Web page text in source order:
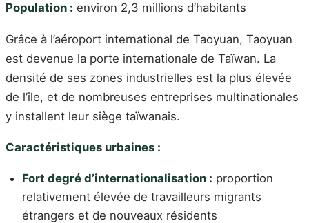
Population : environ 2,3 millions d’habitants
Grâce à l’aéroport international de Taoyuan, Taoyuan
est devenue la porte internationale de Taïwan. La
densité de ses zones industrielles est la plus élevée
de l’île, et de nombreuses entreprises multinationales
y installent leur siège taïwanais.
Caractéristiques urbaines :
Fort degré d’internationalisation : proportion
relativement élevée de travailleurs migrants
étrangers et de nouveaux résidents